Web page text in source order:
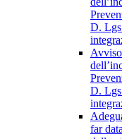
D.
D.
far